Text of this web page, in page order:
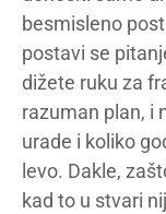
besmisleno
postavi se
dižete ruku za
razuman plan, i
urade i koliko
levo. Dakle,
kad to u stvari